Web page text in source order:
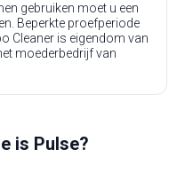
gebruiken moet u een
Beperkte proefperiode
Cleaner is eigendom van
moederbedrijf van
is Pulse?